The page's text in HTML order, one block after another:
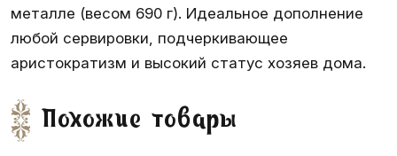
металле (весом 690 г). Идеальное дополнение
любой сервировки, подчеркивающее
аристократизм и высокий статус хозяев дома.
Похожие товары